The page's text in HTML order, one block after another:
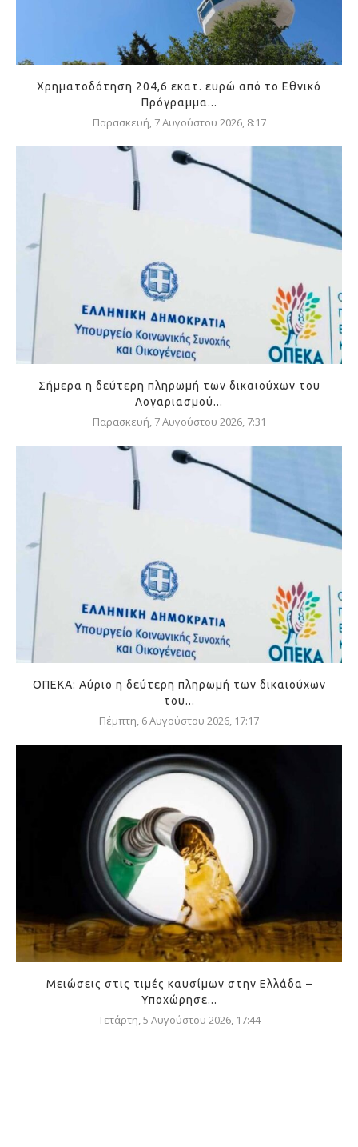
Χρηματοδότηση 204,6 εκατ. ευρώ από το Εθνικό
Πρόγραμμα...
Παρασκευή, 7 Αυγούστου 2026, 8:17
Σήμερα η δεύτερη πληρωμή των δικαιούχων του
Λογαριασμού...
Παρασκευή, 7 Αυγούστου 2026, 7:31
ΟΠΕΚΑ: Αύριο η δεύτερη πληρωμή των δικαιούχων
του...
Πέμπτη, 6 Αυγούστου 2026, 17:17
Μειώσεις στις τιμές καυσίμων στην Ελλάδα –
Υποχώρησε...
Τετάρτη, 5 Αυγούστου 2026, 17:44